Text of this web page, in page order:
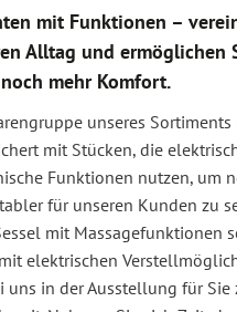
mit Funktionen –
Alltag und ermöglichen
mehr Komfort.
unseres Sortiments
mit Stücken, die
Funktionen nutzen, um
für unseren Kunden zu
mit Massagefunktionen
elektrischen
uns in der Ausstellung für Sie